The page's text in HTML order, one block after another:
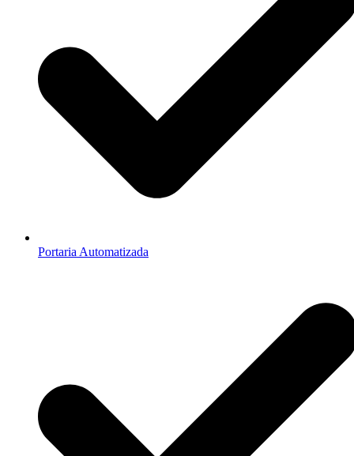
Portaria Automatizada